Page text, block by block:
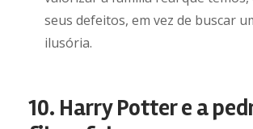
seus defeitos, em vez de buscar
ilusória.
10. Harry Potter e a